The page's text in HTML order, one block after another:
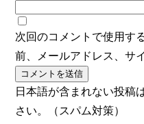
次回のコメントで使用す
前、メールアドレス、サ
日本語が含まれない投稿
さい。（スパム対策）